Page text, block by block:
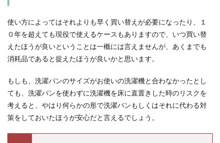
使い方によってはそれよりも早く買い替えが必要になったり、１
０年を超えても現役で使えるケースもありますので、いつ買い替
えたほうが良いということは一概には言えませんが、あくまでも
消耗品であると捉えたほうが良いかと思います。
もしも、洗濯パンのサイズがお使いの洗濯機と合わなかったとし
ても、洗濯パンを使わずに洗濯機を床に直置きした時のリスクを
考えると、やはり何らかの形で洗濯パンもしくはそれに代わる対
策をしておいたほうが安心だと言えるでしょう。